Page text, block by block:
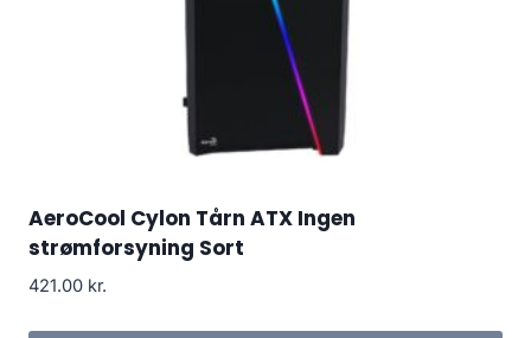
AeroCool Cylon Tårn ATX Ingen
strømforsyning Sort
421.00 kr.